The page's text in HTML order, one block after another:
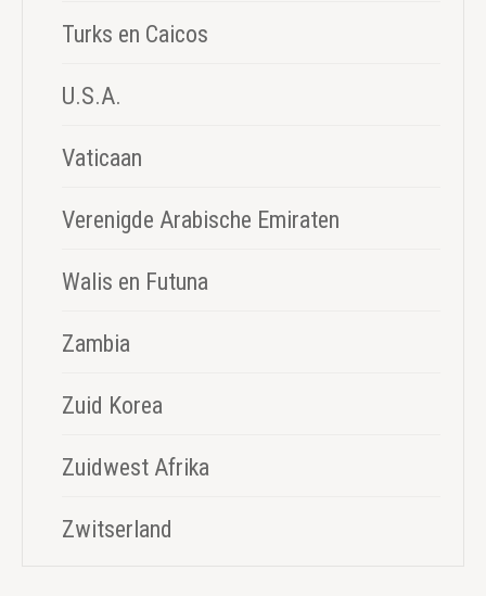
Turks en Caicos
U.S.A.
Vaticaan
Verenigde Arabische Emiraten
Walis en Futuna
Zambia
Zuid Korea
Zuidwest Afrika
Zwitserland